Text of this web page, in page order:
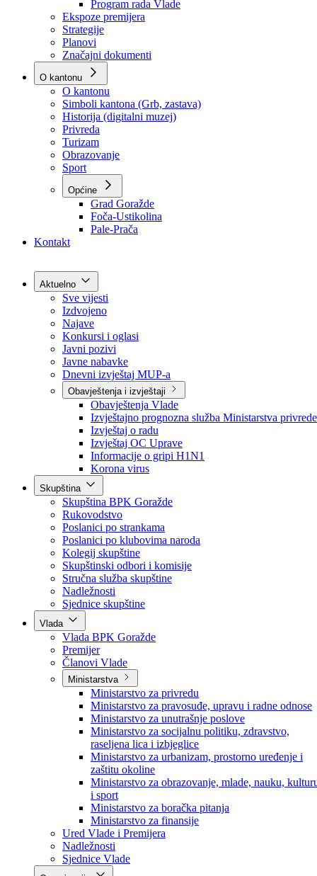
Vlada
Poslovnik
Program rada Vlade
Ekspoze premijera
Strategije
Planovi
Značajni dokumenti
O kantonu
O kantonu
Simboli kantona (Grb, zastava)
Historija (digitalni muzej)
Privreda
Turizam
Obrazovanje
Sport
Općine
Kontakt
Aktuelno
Sve vijesti
Izdvojeno
Najave
Konkursi i oglasi
Javni pozivi
Javne nabavke
Dnevni izvještaj MUP-a
Obavještenja i izvještaji
Obavještenja Vlade
Izvještajno prognozna služba Ministarstva privrede
Izvještaj o radu
Izvještaj OC Uprave
Informacije o gripi H1N1
Korona virus
Skupština
Skupština BPK Goražde
Rukovodstvo
Poslanici po strankama
Poslanici po klubovima naroda
Kolegij skupštine
Skupštinski odbori i komisije
Stručna služba skupštine
Nadležnosti
Sjednice skupštine
Vlada
Vlada BPK Goražde
Premijer
Članovi Vlade
Ministarstva
Ministarstvo za privredu
Ministarstvo za pravosuđe, upravu i radne odnose
Ministarstvo za unutrašnje poslove
Ministarstvo za socijalnu politiku, zdravstvo,
raseljena lica i izbjeglice
Ministarstvo za urbanizam, prostorno uređenje i
zaštitu okoline
Ministarstvo za obrazovanje, mlade, nauku,
i sport
Ministarstvo za boračka pitanja
Ministarstvo za finansije
Ured Vlade i Premijera